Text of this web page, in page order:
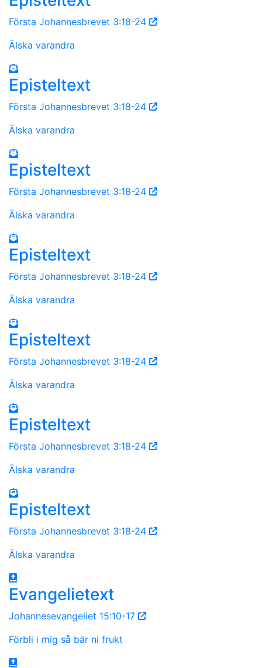
Första Johannesbrevet 3:18-24
Älska varandra
Episteltext
Första Johannesbrevet 3:18-24
Älska varandra
Episteltext
Första Johannesbrevet 3:18-24
Älska varandra
Episteltext
Första Johannesbrevet 3:18-24
Älska varandra
Episteltext
Första Johannesbrevet 3:18-24
Älska varandra
Episteltext
Första Johannesbrevet 3:18-24
Älska varandra
Episteltext
Första Johannesbrevet 3:18-24
Älska varandra
Evangelietext
Johannesevangeliet 15:10-17
Förbli i mig så bär ni frukt